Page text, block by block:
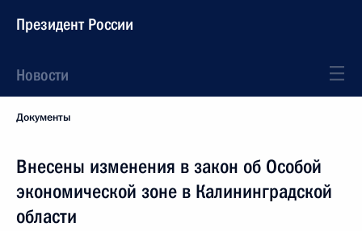
Президент России
Новости
Документы
Внесены изменения в закон об Особой
экономической зоне в Калининградской
области